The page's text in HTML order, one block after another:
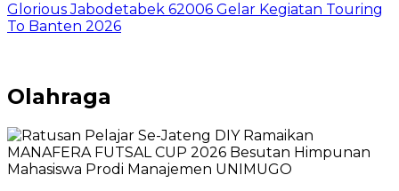
Glorious Jabodetabek 62006 Gelar Kegiatan Touring
To Banten 2026
Olahraga